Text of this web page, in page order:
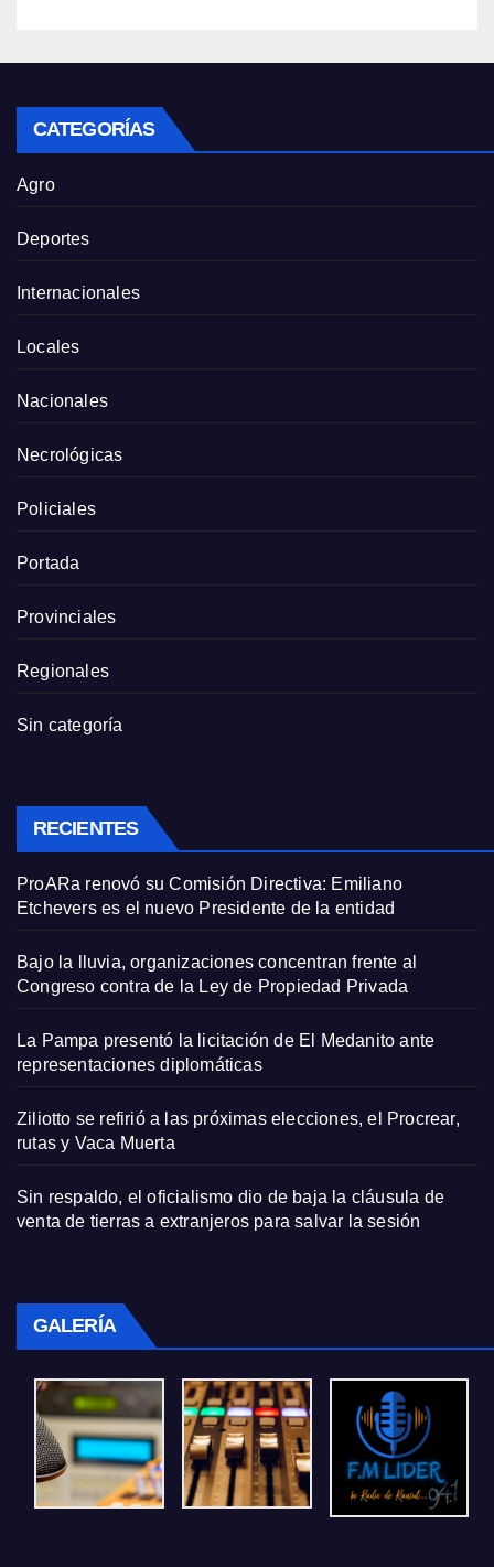
CATEGORÍAS
Agro
Deportes
Internacionales
Locales
Nacionales
Necrológicas
Policiales
Portada
Provinciales
Regionales
Sin categoría
RECIENTES
ProARa renovó su Comisión Directiva: Emiliano
Etchevers es el nuevo Presidente de la entidad
Bajo la lluvia, organizaciones concentran frente al
Congreso contra de la Ley de Propiedad Privada
La Pampa presentó la licitación de El Medanito ante
representaciones diplomáticas
Ziliotto se refirió a las próximas elecciones, el Procrear,
rutas y Vaca Muerta
Sin respaldo, el oficialismo dio de baja la cláusula de
venta de tierras a extranjeros para salvar la sesión
GALERÍA